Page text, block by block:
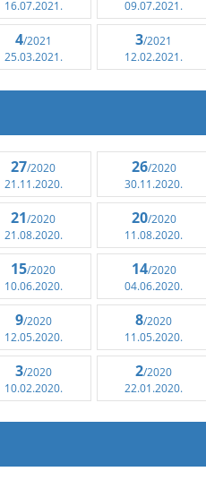
16.07.2021.
09.07.2021.
4/2021
25.03.2021.
3/2021
12.02.2021.
27/2020
21.11.2020.
26/2020
30.11.2020.
21/2020
21.08.2020.
20/2020
11.08.2020.
15/2020
10.06.2020.
14/2020
04.06.2020.
9/2020
12.05.2020.
8/2020
11.05.2020.
3/2020
10.02.2020.
2/2020
22.01.2020.